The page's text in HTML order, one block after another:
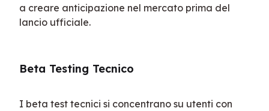
a creare anticipazione nel mercato prima del
lancio ufficiale.
Beta Testing Tecnico
I beta test tecnici si concentrano su utenti con